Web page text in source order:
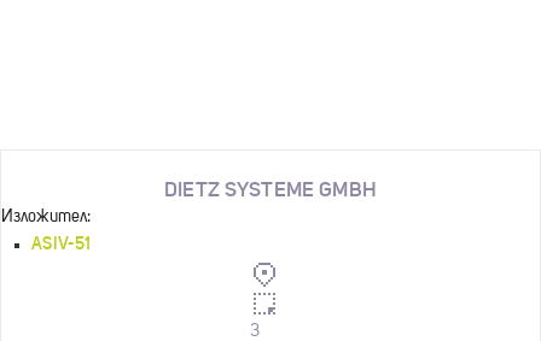
DIETZ SYSTEME GMBH
Изложител:
ASIV-51
3